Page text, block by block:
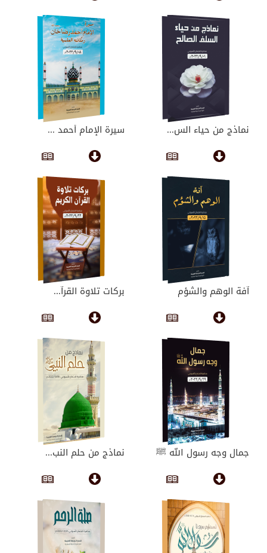
نماذج من حياء الس... سيرة الإمام أحمد ...
آفة الوهم والشؤم بركات تلاوة القرآ...
جمال وجه رسول الله ﷺ نماذج من حلم النب...